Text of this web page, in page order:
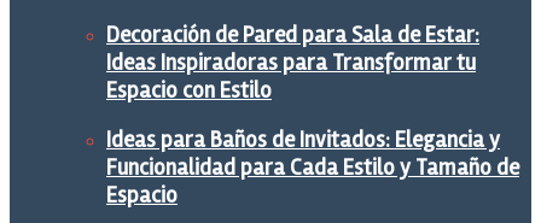
Decoración de Pared para Sala de Estar:
Ideas Inspiradoras para Transformar tu
Espacio con Estilo
Ideas para Baños de Invitados: Elegancia y
Funcionalidad para Cada Estilo y Tamaño de
Espacio